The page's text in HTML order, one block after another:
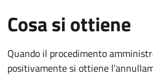
Cosa si ottiene
Quando il procedimento
positivamente si ottiene